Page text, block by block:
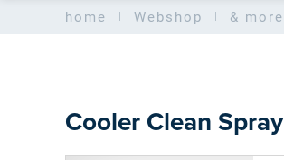
home Webshop & more
Cooler Clean Spray